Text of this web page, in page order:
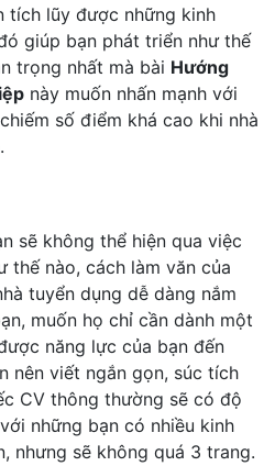
tích lũy được những kinh
giúp bạn phát triển như thế
trọng nhất mà bài Hướng
này muốn nhấn mạnh với
số điểm khá cao khi nhà
sẽ không thể hiện qua việc
thế nào, cách làm văn của
tuyển dụng dễ dàng nắm
muốn họ chỉ cần dành một
năng lực của bạn đến
nên viết ngắn gọn, súc tích
CV thông thường sẽ có độ
những bạn có nhiều kinh
nhưng sẽ không quá 3 trang.